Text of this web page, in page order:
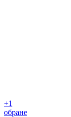
+1
обране